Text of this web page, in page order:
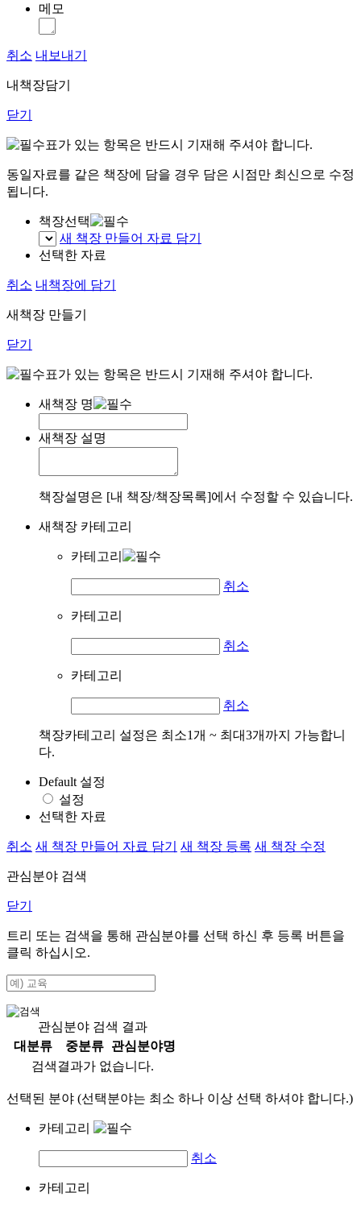
메모
취소 내보내기
내책장담기
닫기
표가 있는 항목은 반드시 기재해 주셔야 합니다.
동일자료를 같은 책장에 담을 경우 담은 시점만 최신으로 수정
됩니다.
책장선택
새 책장 만들어 자료 담기
선택한 자료
취소 내책장에 담기
새책장 만들기
닫기
표가 있는 항목은 반드시 기재해 주셔야 합니다.
새책장 명
새책장 설명
책장설명은 [내 책장/책장목록]에서 수정할 수 있습니다.
새책장 카테고리
카테고리
취소
카테고리
취소
카테고리
취소
책장카테고리 설정은 최소1개 ~ 최대3개까지 가능합니
다.
Default 설정
설정
선택한 자료
취소 새 책장 만들어 자료 담기 새 책장 등록 새 책장 수정
관심분야 검색
닫기
트리 또는 검색을 통해 관심분야를 선택 하신 후 등록 버튼을
클릭 하십시오.
관심분야 검색 결과
대분류
중분류
관심분야명
검색결과가 없습니다.
선택된 분야 (선택분야는 최소 하나 이상 선택 하셔야 합니다.)
카테고리
취소
카테고리